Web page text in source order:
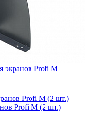
экранов Profi M
Profi M (2 шт.)